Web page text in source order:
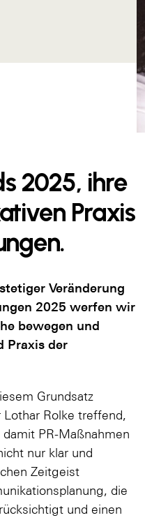
2025, ihre
Praxis
Veränderung
2025 werfen wir
bewegen und
Praxis der
Grundsatz
Rolke treffend,
PR-Maßnahmen
nur klar und
Zeitgeist
die
und einen